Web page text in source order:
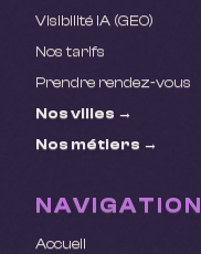
Visibilité IA (GEO)
Nos tarifs
Prendre rendez-vous
Nos villes →
Nos métiers →
NAVIGATION
Accueil